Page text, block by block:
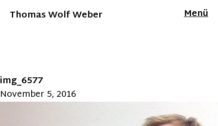
Thomas Wolf Weber Menü
img_6577
November 5, 2016